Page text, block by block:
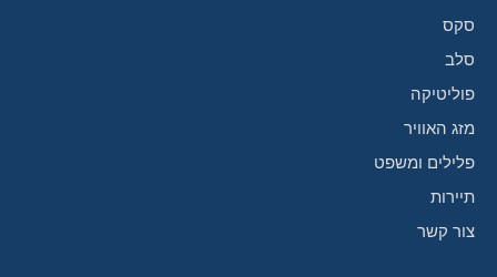
סקס
סלב
פוליטיקה
מזג האוויר
פלילים ומשפט
תיירות
צור קשר